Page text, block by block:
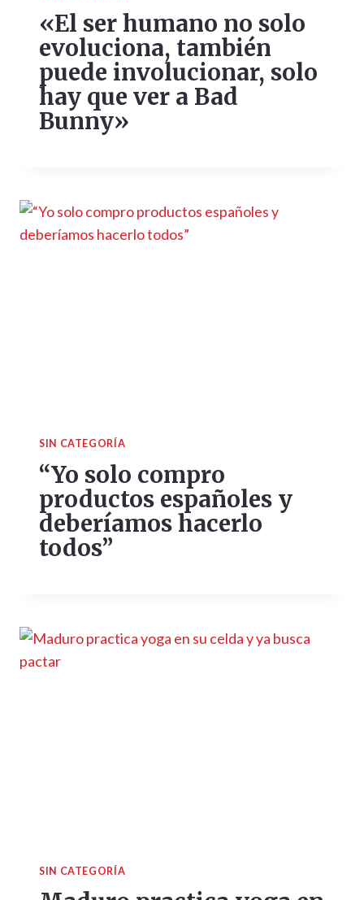
«El ser humano no solo
evoluciona, también
puede involucionar, solo
hay que ver a Bad
Bunny»
SIN CATEGORÍA
“Yo solo compro
productos españoles y
deberíamos hacerlo
todos”
SIN CATEGORÍA